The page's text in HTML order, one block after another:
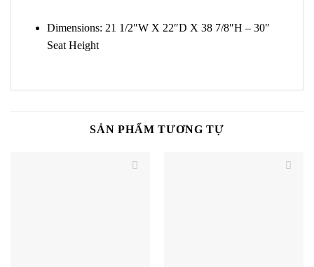
Dimensions: 21 1/2″W X 22″D X 38 7/8″H – 30″
Seat Height
SẢN PHẨM TƯƠNG TỰ